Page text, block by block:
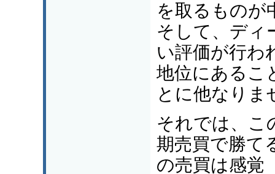
を取るものが
そして、ディ
い評価が行わ
地位にあるこ
とに他なりま
それでは、こ
期売買で勝て
の売買は感覚